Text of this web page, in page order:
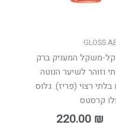
GLOSS
משקל המעניק ברק
וזוהר לשיער הנוטה
רצוי (פריז). גלוס
קרסטס
220.00 ₪